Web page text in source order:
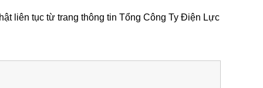
liên tục từ trang thông tin Tổng Công Ty Điện Lực